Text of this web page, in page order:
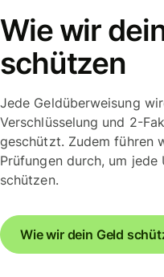
Wie wir
schützen
Jede Geldüberweisung
Verschlüsselung und 2-
geschützt. Zudem führen
Prüfungen durch, um
schützen.
Wie wir dein Geld